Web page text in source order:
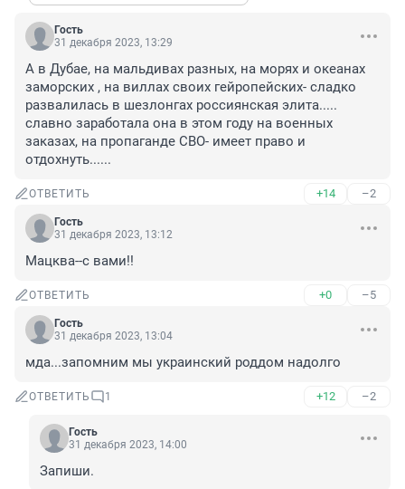
Гость
31 декабря 2023, 13:29
А в Дубае, на мальдивах разных, на морях и океанах
заморских , на виллах своих гейропейских- сладко
развалилась в шезлонгах россиянская элита.....
славно заработала она в этом году на военных
заказах, на пропаганде СВО- имеет право и
отдохнуть......
ОТВЕТИТЬ +14 –2
Гость
31 декабря 2023, 13:12
Мацква--с вами!!
ОТВЕТИТЬ +0 –5
Гость
31 декабря 2023, 13:04
мда...запомним мы украинский роддом надолго
ОТВЕТИТЬ 1 +12 –2
Гость
31 декабря 2023, 14:00
Запиши.